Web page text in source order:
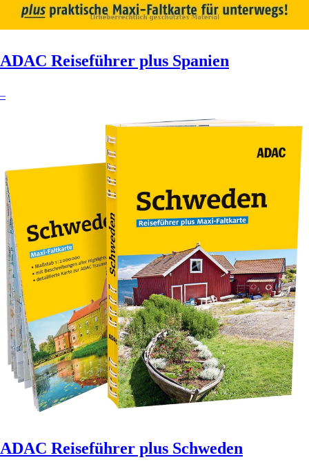
ADAC Reiseführer plus Spanien
–
ADAC Reiseführer plus Schweden